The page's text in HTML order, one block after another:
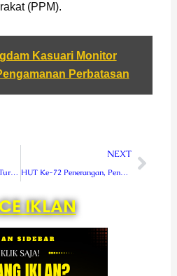
(PPM).
Kasuari Monitor
Perbatasan
Masjid Baiturrahim Desa Turan Baru Resmi Diserahkan ke Masyarakat
NEXT
HUT Ke-72 Penerangan, Pendam XVIII/Kasuari Ziarah dan Syukuran Bersama Insan Pers
Next
IKLAN